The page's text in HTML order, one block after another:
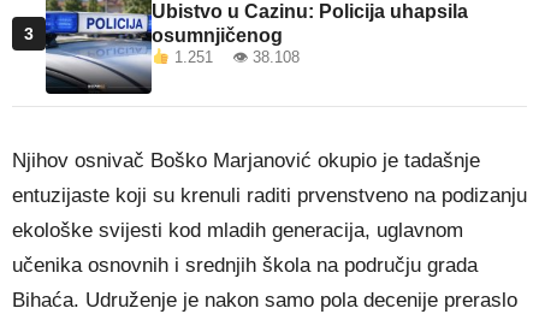
3
Ubistvo u Cazinu: Policija uhapsila
osumnjičenog
1.251 👁 38.108
Njihov osnivač Boško Marjanović okupio je tadašnje
entuzijaste koji su krenuli raditi prvenstveno na podizanju
ekološke svijesti kod mladih generacija, uglavnom
učenika osnovnih i srednjih škola na području grada
Bihaća. Udruženje je nakon samo pola decenije preraslo